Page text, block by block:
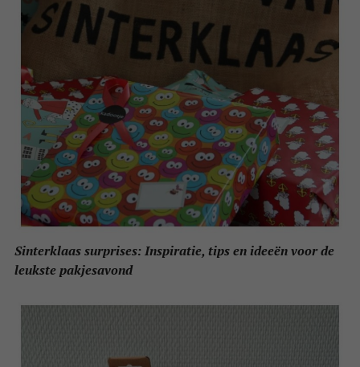
Sinterklaas surprises: Inspiratie, tips en ideeën voor de
leukste pakjesavond